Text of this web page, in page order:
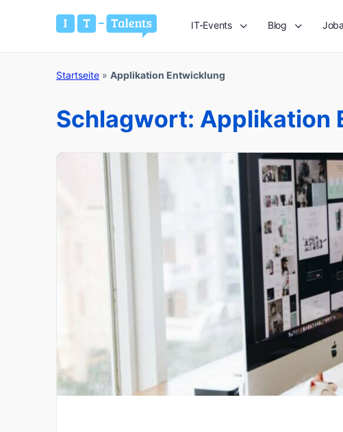
IT-Events Blog
Startseite » Applikation Entwicklung
Schlagwort: Applikation